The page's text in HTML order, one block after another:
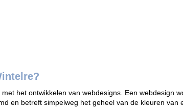
het ontwikkelen van webdesigns. Een webdesign
en betreft simpelweg het geheel van de kleuren van